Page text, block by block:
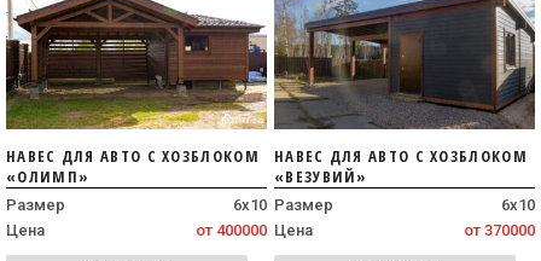
НАВЕС ДЛЯ АВТО С ХОЗБЛОКОМ
«ОЛИМП»
Размер
6х10
Цена
от 400000
НАВЕС ДЛЯ АВТО С ХОЗБЛОКОМ
«ВЕЗУВИЙ»
Размер
6х10
Цена
от 370000